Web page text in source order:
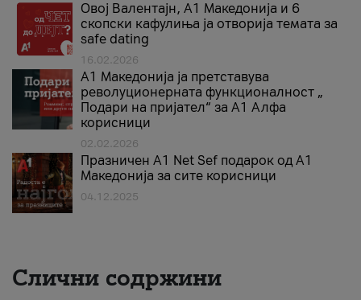
Овој Валентајн, A1 Македонија и 6
скопски кафулиња ја отворија темата за
safe dating
16.02.2026
А1 Македонија ја претставува
револуционерната функционалност „
Подари на пријател“ за А1 Алфа
корисници
02.02.2026
Празничен A1 Net Sеf подарок од А1
Македонија за сите корисници
04.12.2025
Слични содржини